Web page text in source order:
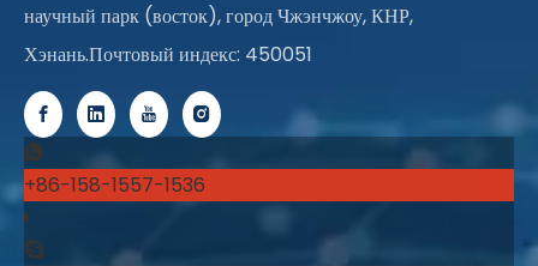
научный парк (восток), город Чжэнчжоу, КНР,
Хэнань.Почтовый индекс: 450051
+86-158-1557-1536